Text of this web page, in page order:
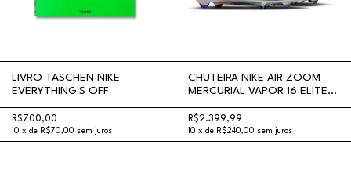
LIVRO TASCHEN NIKE
EVERYTHING'S OFF
R$700,00
10 x de R$70,00 sem juros
CHUTEIRA NIKE AIR ZOOM
MERCURIAL VAPOR 16 ELITE
BLACK WHITE"
R$2.399,99
10 x de R$240,00 sem juros